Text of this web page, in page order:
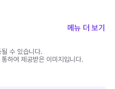
메뉴 더 보기
수 있습니다.
하여 제공받은 이미지입니다.